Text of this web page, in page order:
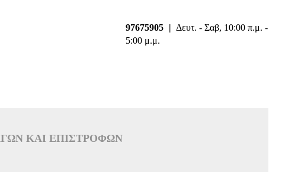
97675905 | Δευτ. - Σαβ, 10:00 π.μ. -
5:00 μ.μ.
ΚΑΙ ΕΠΙΣΤΡΟΦΏΝ